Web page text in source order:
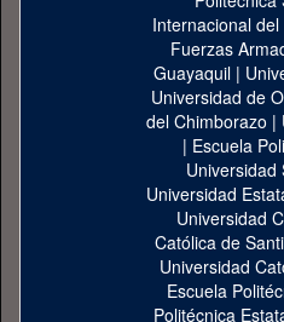
Internacional
Fuerzas
Guayaquil|
Universidad de
del Chimborazo |
| Escuela
Universidad
Universidad
Universidad
Católica de
Universidad
Escuela
Politécnica